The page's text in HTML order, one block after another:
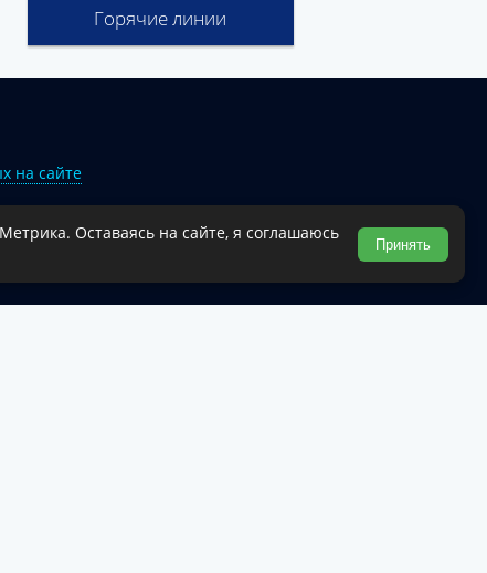
Горячие линии
на сайте
муниципального округа.
Оставаясь на сайте, я соглашаюсь
Принять